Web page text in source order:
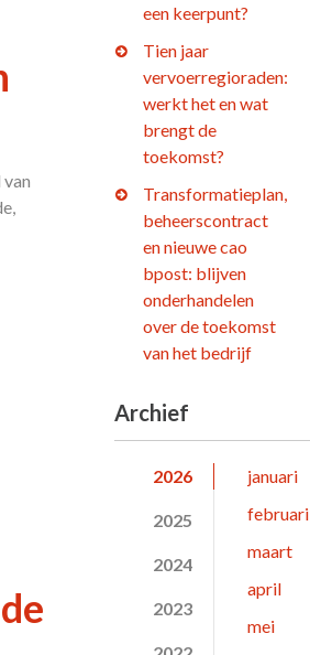
een keerpunt?
Tien jaar
vervoerregioraden:
werkt het en wat
brengt de
toekomst?
Transformatieplan,
beheerscontract
en nieuwe cao
bpost: blijven
onderhandelen
over de toekomst
van het bedrijf
Archief
2026
2025
2024
2023
januari
februari
maart
april
mei